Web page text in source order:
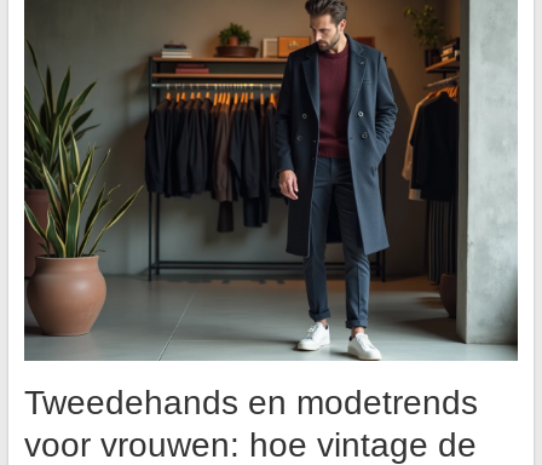
Tweedehands en modetrends
voor vrouwen: hoe vintage de